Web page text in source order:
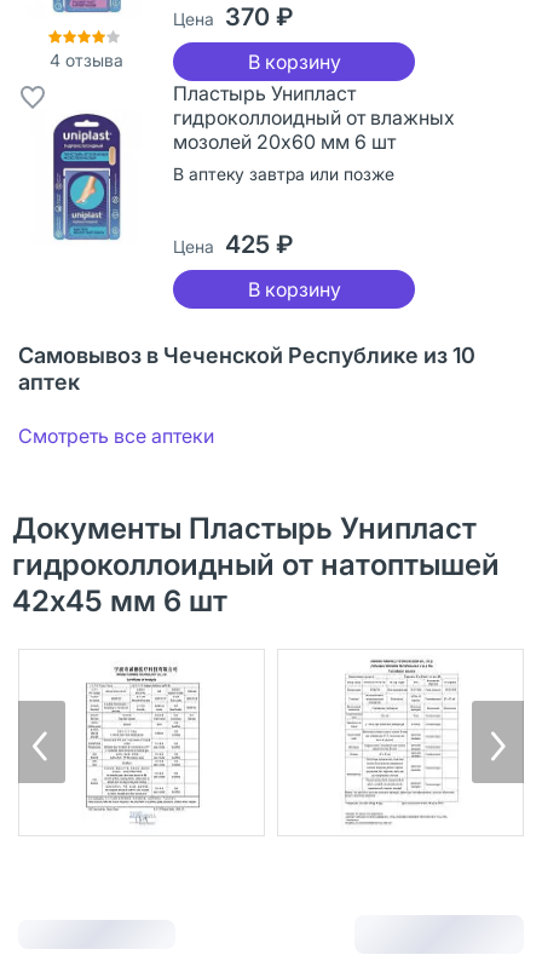
4отзыва
Цена 370 ₽
В корзину
Пластырь Унипласт
гидроколлоидный от влажных
мозолей 20х60 мм 6 шт
В аптеку завтра или позже
Цена 425 ₽
В корзину
Самовывоз в Чеченской Республике из 10
аптек
Смотреть все аптеки
Документы Пластырь Унипласт
гидроколлоидный от натоптышей
42х45 мм 6 шт